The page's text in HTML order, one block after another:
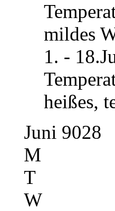
mildes
1. -
heißes,
Juni 9028
M
T
W